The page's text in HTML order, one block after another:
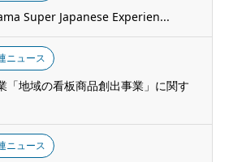
Super Japanese Experien...
ニュース
「地域の看板商品創出事業」に関す
ニュース